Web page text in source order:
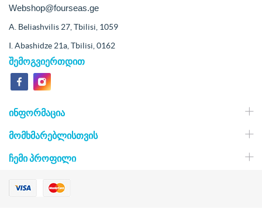
Webshop@fourseas.ge
A. Beliashvilis 27, Tbilisi, 1059
I. Abashidze 21a, Tbilisi, 0162
შემოგვიერთდით
ᲘᲜᲤᲝᲠᲛᲐᲪᲘᲐ
ᲛᲝᲛᲮᲛᲐᲠᲔᲑᲚᲘᲡᲗᲕᲘᲡ
ᲩᲔᲛᲘ ᲞᲠᲝᲤᲘᲚᲘ